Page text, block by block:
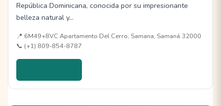
República Dominicana, conocida por su impresionante
belleza natural y…
📍 6M49+8VC Apartamento Del Cerro, Samana, Samaná 32000
📞 (+1) 809-854-8787